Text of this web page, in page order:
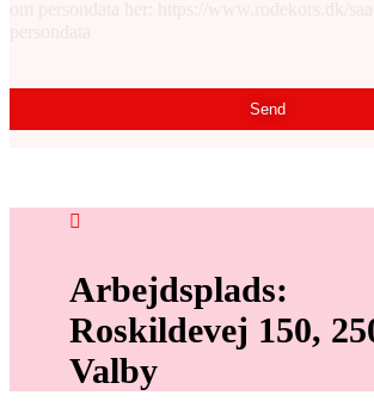
Send
Arbejdsplads:
Roskildevej 150,
Valby